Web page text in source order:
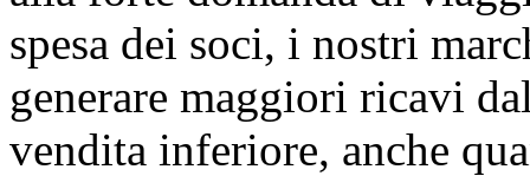
spesa dei soci, i nostri
generare maggiori ricavi
vendita inferiore, anche